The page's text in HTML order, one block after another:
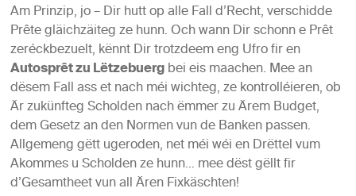
Am Prinzip, jo – Dir hutt op alle Fall d’Recht, verschidde
Prête gläichzäiteg ze hunn. Och wann Dir schonn e Prêt
zeréckbezuelt, kënnt Dir trotzdeem eng Ufro fir en
Autosprêt zu Lëtzebuergbei eis maachen. Mee an
dësem Fall ass et nach méi wichteg, ze kontrolléieren, ob
Är zukünfteg Scholden nach ëmmer zu Ärem Budget,
dem Gesetz an den Normen vun de Banken passen.
Allgemeng gëtt ugeroden, net méi wéi en Drëttel vum
Akommes u Scholden ze hunn… mee dëst gëllt fir
d’Gesamtheet vun all Ären Fixkäschten!